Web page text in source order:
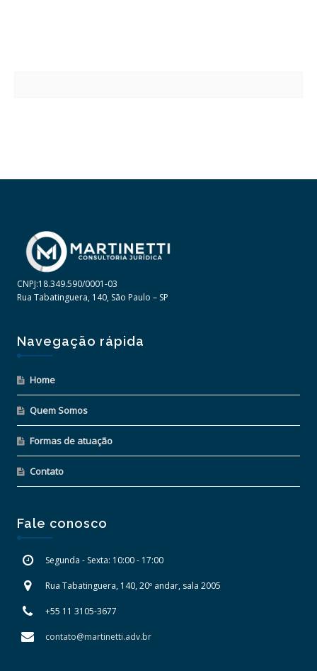
CNPJ:18.349.590/0001-03
Rua Tabatinguera, 140, São Paulo – SP
Navegação rápida
Home
Quem Somos
Formas de atuação
Contato
Fale conosco
Segunda - Sexta: 10:00 - 17:00
Rua Tabatinguera, 140, 20º andar, sala 2005
+55 11 3105-3677
contato@martinetti.adv.br